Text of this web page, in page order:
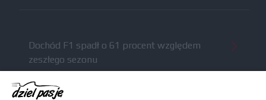
Dochód F1 spadł o 61 procent względem
zeszłego sezonu
Obecne silniki muszą polegać na uczących się
algorytmach?